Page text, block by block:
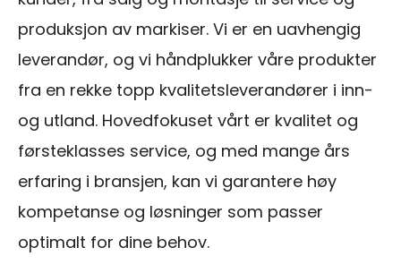
produksjon av markiser. Vi er en uavhengig
leverandør, og vi håndplukker våre produkter
fra en rekke topp kvalitetsleverandører i inn-
og utland. Hovedfokuset vårt er kvalitet og
førsteklasses service, og med mange års
erfaring i bransjen, kan vi garantere høy
kompetanse og løsninger som passer
optimalt for dine behov.